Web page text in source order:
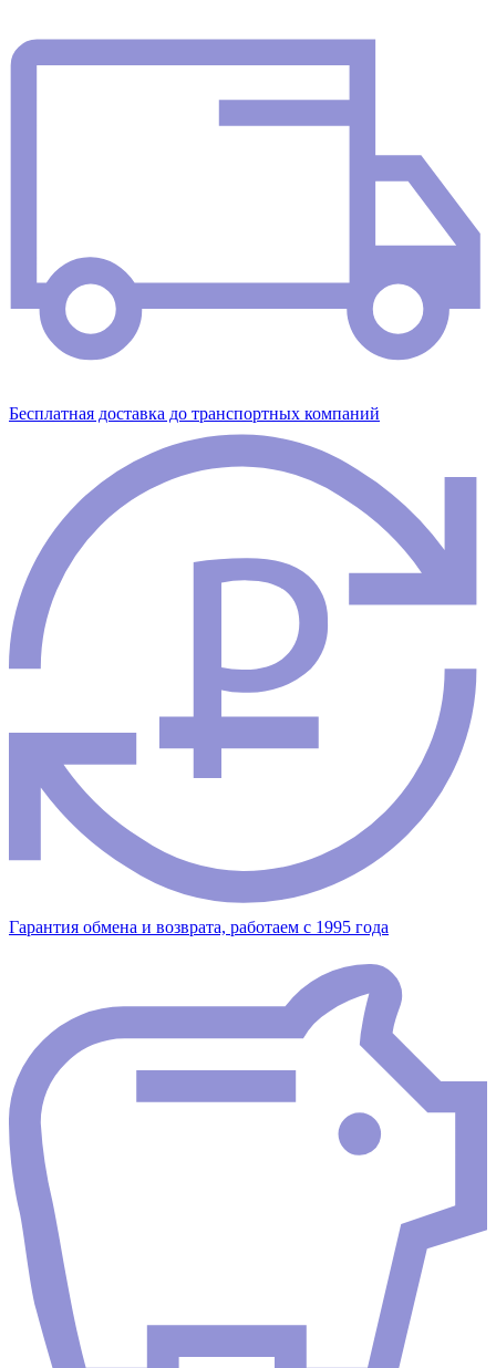
Бесплатная доставка до транспортных компаний
Гарантия обмена и возврата, работаем с 1995 года